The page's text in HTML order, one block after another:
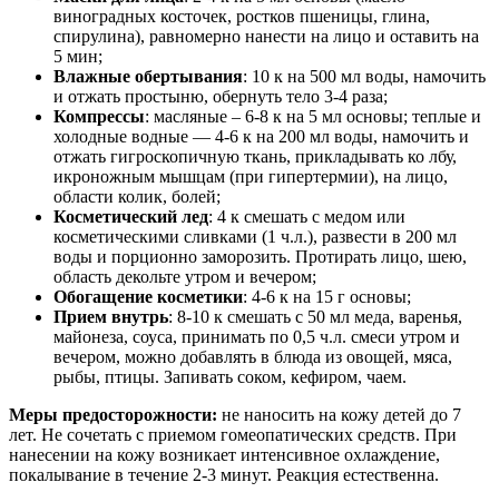
виноградных косточек, ростков пшеницы, глина,
спирулина), равномерно нанести на лицо и оставить на
5 мин;
Влажные обертывания: 10 к на 500 мл воды, намочить
и отжать простыню, обернуть тело 3-4 раза;
Компрессы: масляные – 6-8 к на 5 мл основы; теплые и
холодные водные — 4-6 к на 200 мл воды, намочить и
отжать гигроскопичную ткань, прикладывать ко лбу,
икроножным мышцам (при гипертермии), на лицо,
области колик, болей;
Косметический лед: 4 к смешать с медом или
косметическими сливками (1 ч.л.), развести в 200 мл
воды и порционно заморозить. Протирать лицо, шею,
область декольте утром и вечером;
Обогащение косметики: 4-6 к на 15 г основы;
Прием внутрь: 8-10 к смешать с 50 мл меда, варенья,
майонеза, соуса, принимать по 0,5 ч.л. смеси утром и
вечером, можно добавлять в блюда из овощей, мяса,
рыбы, птицы. Запивать соком, кефиром, чаем.
Меры предосторожности: не наносить на кожу детей до 7
лет. Не сочетать с приемом гомеопатических средств. При
нанесении на кожу возникает интенсивное охлаждение,
покалывание в течение 2-3 минут. Реакция естественна.